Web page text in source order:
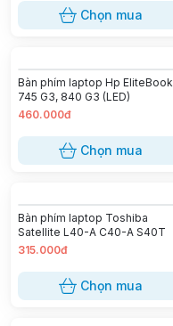
Chọn mua
Bàn phím laptop Hp EliteBook
745 G3, 840 G3 (LED)
460.000đ
Chọn mua
Bàn phím laptop Toshiba
Satellite L40-A C40-A S40T
315.000đ
Chọn mua